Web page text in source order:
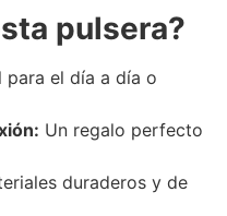
pulsera?
para el día a día o
Un regalo perfecto
duraderos y de